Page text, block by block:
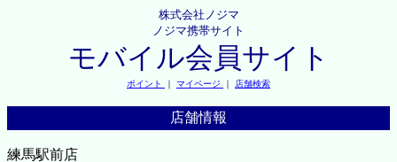
株式会社ノジマ
ノジマ携帯サイト
モバイル会員サイト
ポイント ｜ マイページ ｜ 店舗検索
店舗情報
練馬駅前店